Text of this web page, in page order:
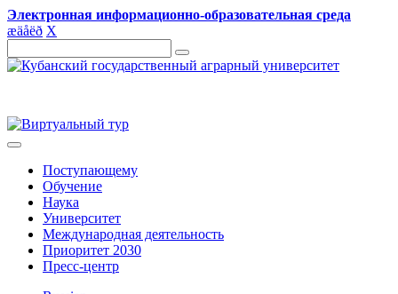
Электронная информационно-образовательная среда
æäåëð X
Поступающему
Обучение
Наука
Университет
Международная деятельность
Приоритет 2030
Пресс-центр